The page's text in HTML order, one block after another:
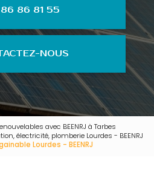
86 81 55
NOUS
avec BEENRJ à Tarbes
électricité, plomberie Lourdes - BEENRJ
Lourdes - BEENRJ